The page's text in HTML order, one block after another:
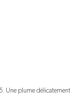
Une plume